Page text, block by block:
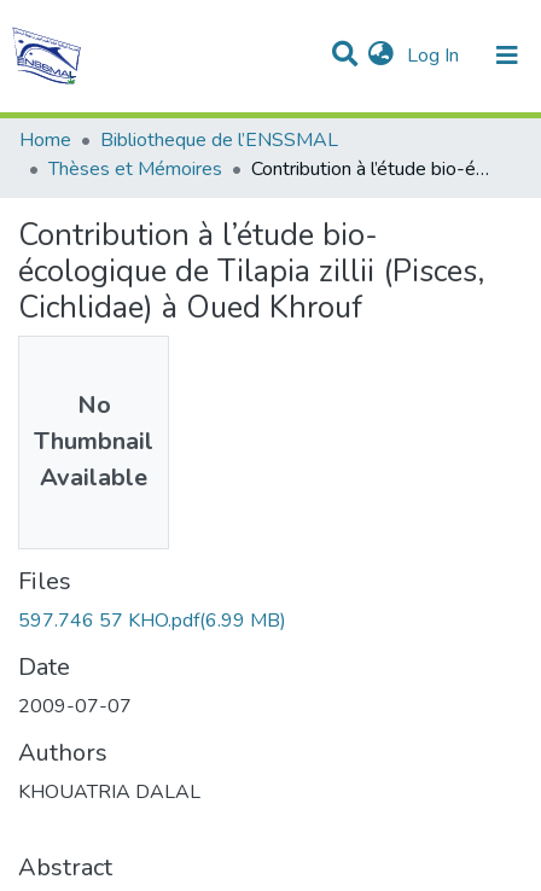
Log In (current)
Communities & Collections
Statistics
All of DSpace
Home
Bibliotheque de l’ENSSMAL
Thèses et Mémoires
Contribution à l’étude bio-écologique de Tilapia zillii (Pisces, Cichlidae) à Oued Khrouf
Contribution à l’étude bio-
écologique de Tilapia zillii (Pisces,
Cichlidae) à Oued Khrouf
No
Thumbnail
Available
Files
597.746 57 KHO.pdf(6.99 MB)
Date
2009-07-07
Authors
KHOUATRIA DALAL
Abstract